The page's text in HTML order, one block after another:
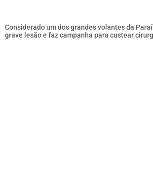
Considerado um dos grandes volantes da
grave lesão e faz campanha para custear